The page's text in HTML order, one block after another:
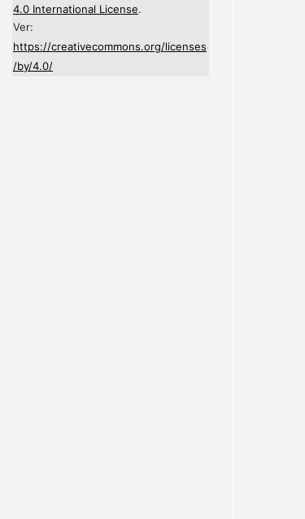
4.0 International License.
Ver:
https://creativecommons.org/licenses
/by/4.0/